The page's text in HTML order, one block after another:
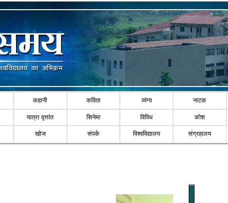
कहानी कविता व्यंग्य नाटक
यात्रा वृत्तांत सिनेमा विविध कोश
खोज संपर्क विश्वविद्यालय संग्रहालय